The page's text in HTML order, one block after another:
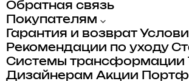
Обратная связь
Покупателям
Гарантия и возврат
Рекомендации по уходу
Системы трансформации
Дизайнерам Акции